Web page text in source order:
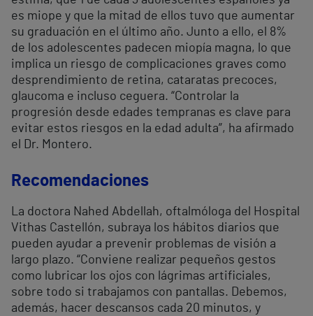
es miope y que la mitad de ellos tuvo que aumentar
su graduación en el último año. Junto a ello, el 8%
de los adolescentes padecen miopía magna, lo que
implica un riesgo de complicaciones graves como
desprendimiento de retina, cataratas precoces,
glaucoma e incluso ceguera. “Controlar la
progresión desde edades tempranas es clave para
evitar estos riesgos en la edad adulta”, ha afirmado
el Dr. Montero.
Recomendaciones
La doctora Nahed Abdellah, oftalmóloga del Hospital
Vithas Castellón, subraya los hábitos diarios que
pueden ayudar a prevenir problemas de visión a
largo plazo. “Conviene realizar pequeños gestos
como lubricar los ojos con lágrimas artificiales,
sobre todo si trabajamos con pantallas. Debemos,
además, hacer descansos cada 20 minutos, y